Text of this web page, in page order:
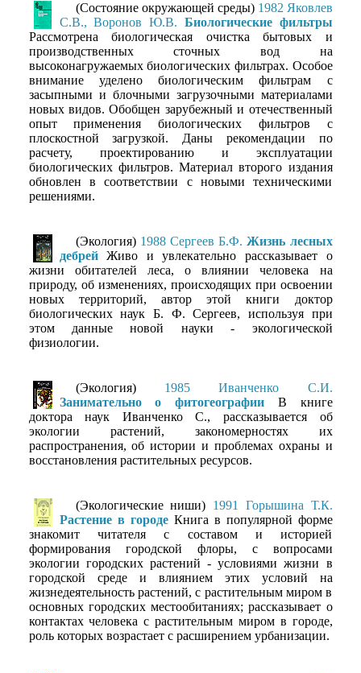
(Состояние окружающей среды) 1982 Яковлев
С.В., Воронов Ю.В. Биологические фильтры
Рассмотрена биологическая очистка бытовых и
производственных сточных вод на
высоконагружаемых биологических фильтрах. Особое
внимание уделено биологическим фильтрам с
засыпными и блочными загрузочными материалами
новых видов. Обобщен зарубежный и отечественный
опыт применения биологических фильтров с
плоскостной загрузкой. Даны рекомендации по
расчету, проектированию и эксплуатации
биологических фильтров. Материал второго издания
обновлен в соответствии с новыми техническими
решениями.
(Экология) 1988 Сергеев Б.Ф.Жизнь лесных
дебрейЖиво и увлекательно рассказывает о
жизни обитателей леса, о влиянии человека на
природу, об изменениях, происходящих при освоении
новых территорий, автор этой книги доктор
биологических наук Б. Ф. Сергеев, используя при
этом данные новой науки - экологической
физиологии.
(Экология) 1985 Иванченко С.И.
Занимательно о фитогеографии В книге
доктора наук Иванченко С., рассказывается об
экологии растений, закономерностях их
распространения, об истории и проблемах охраны и
восстановления растительных ресурсов.
(Экологические ниши) 1991 Горышина Т.К.
Растение в городеКнига в популярной форме
знакомит читателя с составом и историей
формирования городской флоры, с вопросами
экологии городских растений - условиями жизни в
городской среде и влиянием этих условий на
жизнедеятельность растений, с растительным миром в
основных городских местообитаниях; рассказывает о
контактах человека с растительным миром в городе,
роль которых возрастает с расширением урбанизации.